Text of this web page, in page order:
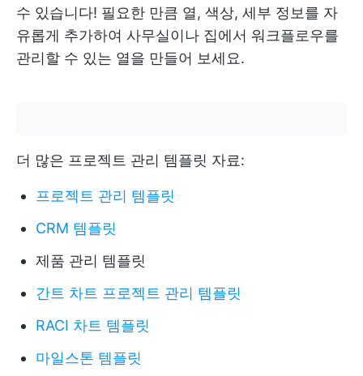
수 있습니다! 필요한 만큼 열, 색상, 세부 정보를 자
유롭게 추가하여 사무실이나 집에서 워크플로우를
관리할 수 있는 열을 만들어 보세요.
더 많은 프로젝트 관리 템플릿 자료:
프로젝트 관리 템플릿
CRM 템플릿
제품 관리 템플릿
간트 차트 프로젝트 관리 템플릿
RACI 차트 템플릿
마일스톤 템플릿